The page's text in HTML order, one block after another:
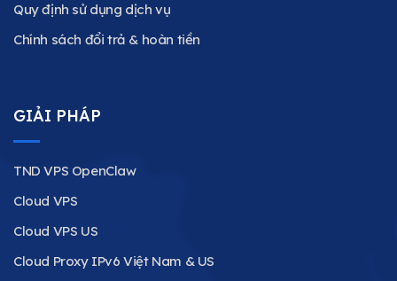
Quy định sử dụng dịch vụ
Chính sách đổi trả & hoàn tiền
GIẢI PHÁP
TND VPS OpenClaw
Cloud VPS
Cloud VPS US
Cloud Proxy IPv6 Việt Nam & US